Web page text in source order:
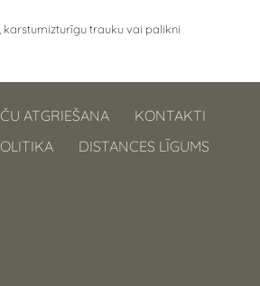
karstumizturīgu trauku vai palikni
ATGRIEŠANA
KONTAKTI
DISTANCES LĪGUMS